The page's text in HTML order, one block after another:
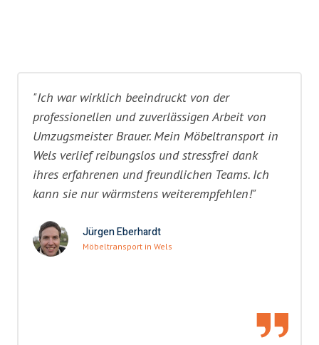
"Ich war wirklich beeindruckt von der
professionellen und zuverlässigen Arbeit von
Umzugsmeister Brauer. Mein Möbeltransport in
Wels verlief reibungslos und stressfrei dank
ihres erfahrenen und freundlichen Teams. Ich
kann sie nur wärmstens weiterempfehlen!"
Jürgen Eberhardt
Möbeltransport in Wels